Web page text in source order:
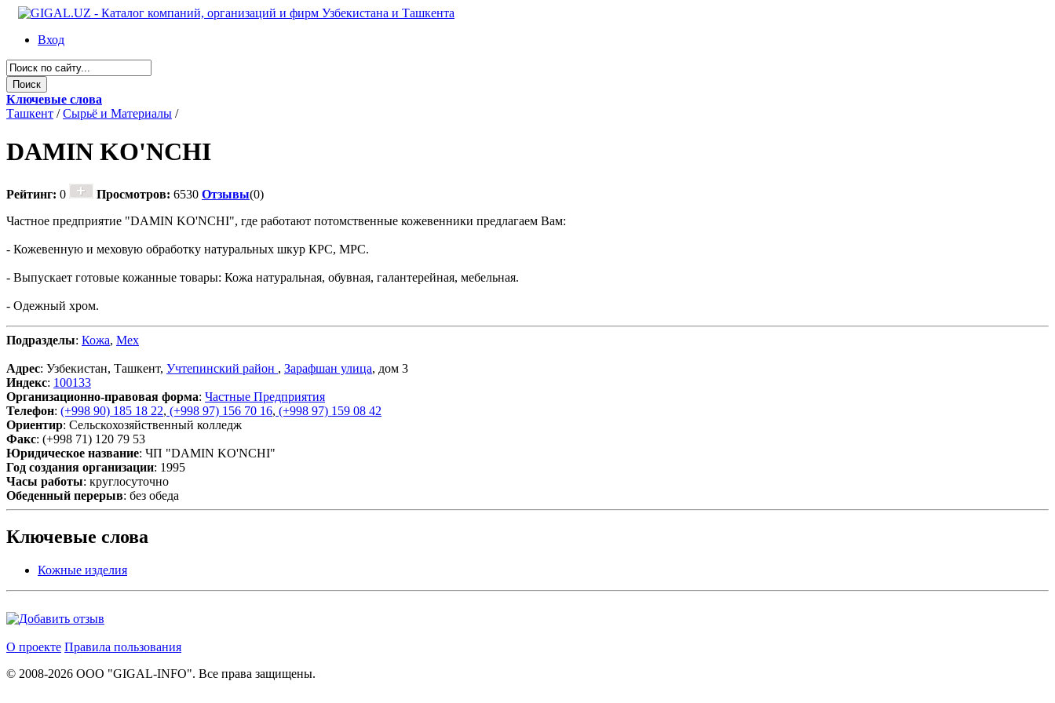
Вход
Ключевые слова
Ташкент / Сырьё и Материалы /
DAMIN KO'NCHI
Рейтинг: 0 Просмотров: 6530 Отзывы(0)
Частное предприятие "DAMIN KO'NCHI", где работают потомственные кожевенники предлагаем Вам:
- Кожевенную и меховую обработку натуральных шкур КРС, MPC.
- Выпускает готовые кожанные товары: Кожа натуральная, обувная, галантерейная, мебельная.
- Одежный хром.
Подразделы: Кожа, Мех
Адрес: Узбекистан, Ташкент, Учтепинский район , Зарафшан улица, дом 3
Индекс: 100133
Организационно-правовая форма: Частные Предприятия
Телефон: (+998 90) 185 18 22, (+998 97) 156 70 16, (+998 97) 159 08 42
Ориентир: Сельскохозяйственный колледж
Факс: (+998 71) 120 79 53
Юридическое название: ЧП "DAMIN KO'NCHI"
Год создания организации: 1995
Часы работы: круглосуточно
Обеденный перерыв: без обеда
Ключевые слова
Кожные изделия
О проекте Правила пользования
© 2008-2026 ООО "GIGAL-INFO". Все права защищены.